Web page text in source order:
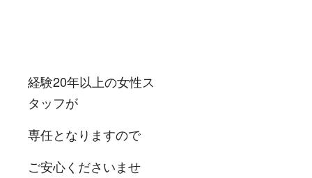
経験20年以上の女性ス
タッフが
専任となりますので
ご安心くださいませ